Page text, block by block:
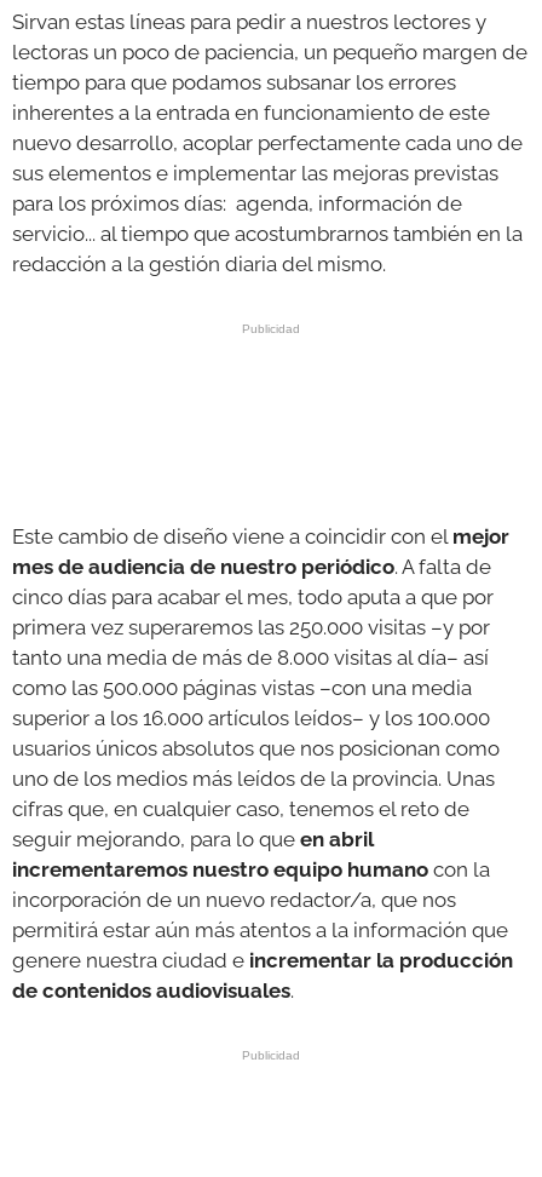
Sirvan estas líneas para pedir a nuestros lectores y
lectoras un poco de paciencia, un pequeño margen de
tiempo para que podamos subsanar los errores
inherentes a la entrada en funcionamiento de este
nuevo desarrollo, acoplar perfectamente cada uno de
sus elementos e implementar las mejoras previstas
para los próximos días: agenda, información de
servicio... al tiempo que acostumbrarnos también en la
redacción a la gestión diaria del mismo.
Este cambio de diseño viene a coincidir con el mejor
mes de audiencia de nuestro periódico. A falta de
cinco días para acabar el mes, todo aputa a que por
primera vez superaremos las 250.000 visitas –y por
tanto una media de más de 8.000 visitas al día– así
como las 500.000 páginas vistas –con una media
superior a los 16.000 artículos leídos– y los 100.000
usuarios únicos absolutos que nos posicionan como
uno de los medios más leídos de la provincia. Unas
cifras que, en cualquier caso, tenemos el reto de
seguir mejorando, para lo que en abril
incrementaremos nuestro equipo humano con la
incorporación de un nuevo redactor/a, que nos
permitirá estar aún más atentos a la información que
genere nuestra ciudad e incrementar la producción
de contenidos audiovisuales.